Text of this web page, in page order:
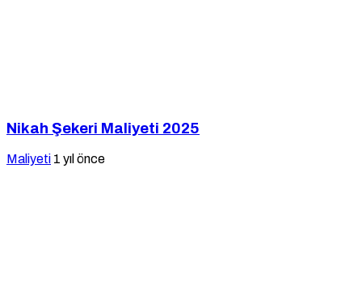
Nikah Şekeri Maliyeti 2025
Maliyeti 1 yıl önce